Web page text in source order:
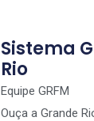
Sistema
Rio
Equipe GRFM
Ouça a Grande